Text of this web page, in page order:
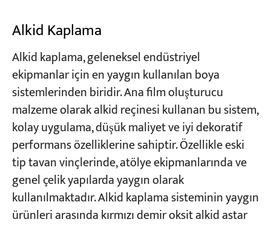
Alkid Kaplama
Alkid kaplama, geleneksel endüstriyel
ekipmanlar için en yaygın kullanılan boya
sistemlerinden biridir. Ana film oluşturucu
malzeme olarak alkid reçinesi kullanan bu sistem,
kolay uygulama, düşük maliyet ve iyi dekoratif
performans özelliklerine sahiptir. Özellikle eski
tip tavan vinçlerinde, atölye ekipmanlarında ve
genel çelik yapılarda yaygın olarak
kullanılmaktadır. Alkid kaplama sisteminin yaygın
ürünleri arasında kırmızı demir oksit alkid astar